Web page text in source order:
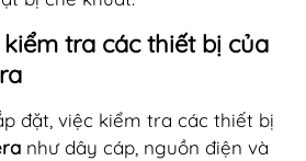
tra các thiết bị của
đặt, việc kiểm tra các thiết bị
như dây cáp, nguồn điện và